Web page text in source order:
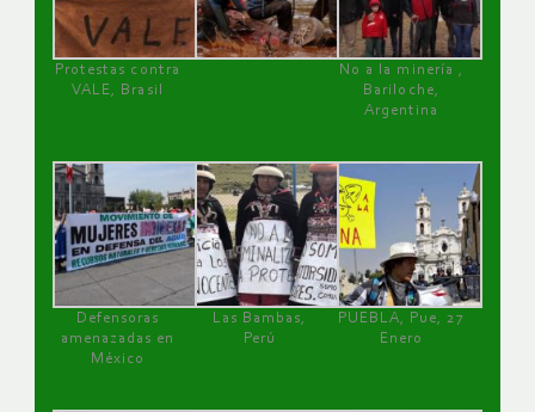
Protestas contra
VALE, Brasil
No a la minería ,
Bariloche,
Argentina
Defensoras
amenazadas en
México
Las Bambas,
Perú
PUEBLA, Pue, 27
Enero